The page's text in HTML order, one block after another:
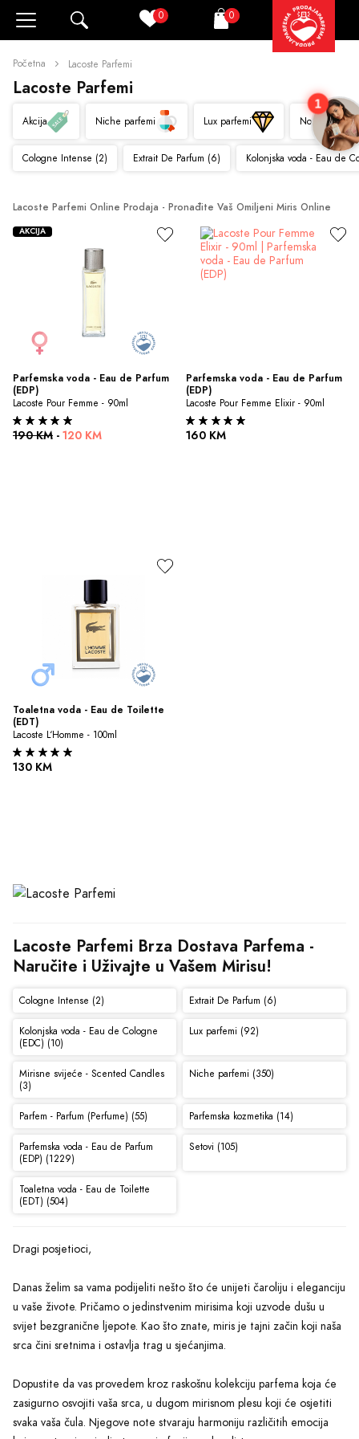
0 Korpa
0
Početna Lacoste Parfemi
Lacoste Parfemi
Akcija Niche parfemi Lux parfemi Novo
Cologne Intense (2) Extrait De Parfum (6) Kolonjska voda - Eau de
Lacoste Parfemi Online Prodaja - Pronađite Vaš Omiljeni Miris Online
Parfemska voda - Eau de Parfum
(EDP)
Lacoste Pour Femme - 90ml
190 KM - 120 KM
AKCIJA
Parfemska voda - Eau de Parfum
(EDP)
Lacoste Pour Femme Elixir - 90ml
160 KM
Toaletna voda - Eau de Toilette
(EDT)
Lacoste L‘Homme - 100ml
130 KM
Lacoste Parfemi Brza Dostava Parfema -
Naručite i Uživajte u Vašem Mirisu!
Cologne Intense (2) Extrait De Parfum (6)
Kolonjska voda - Eau de Cologne
(EDC) (10)
Lux parfemi (92)
Mirisne svijeće - Scented Candles
(3)
Niche parfemi (350)
Parfem - Parfum (Perfume) (55) Parfemska kozmetika (14)
Parfemska voda - Eau de Parfum
(EDP) (1229)
Setovi (105)
Toaletna voda - Eau de Toilette
(EDT) (504)
Dragi posjetioci,
Danas želim sa vama podijeliti nešto što će unijeti čaroliju i eleganciju
u vaše živote. Pričamo o jedinstvenim mirisima koji uzvode dušu u
svijet bezgranične ljepote. Kao što znate, miris je tajni začin koji naša
srca čini sretnima i ostavlja trag u sjećanjima.
Dopustite da vas provedem kroz raskošnu kolekciju parfema koja će
zasigurno osvojiti vaša srca, u dugom mirisnom plesu koji će osjetiti
svaka vaša čula. Njegove note stvaraju harmoniju različitih emocija
1